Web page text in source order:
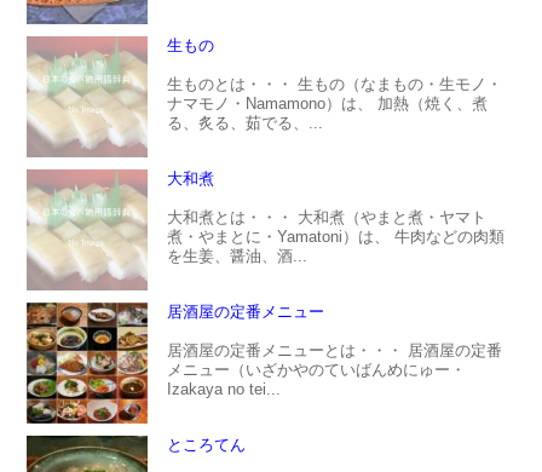
生もの
生ものとは・・・ 生もの（なまもの・生モノ・
ナマモノ・Namamono）は、 加熱（焼く、煮
る、炙る、茹でる、...
大和煮
大和煮とは・・・ 大和煮（やまと煮・ヤマト
煮・やまとに・Yamatoni）は、 牛肉などの肉類
を生姜、醤油、酒...
居酒屋の定番メニュー
居酒屋の定番メニューとは・・・ 居酒屋の定番
メニュー（いざかやのていばんめにゅー・
Izakaya no tei...
ところてん